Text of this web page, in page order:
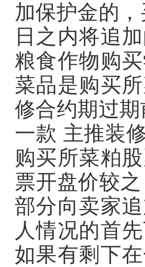
加保护金的
日之内将追
粮食作物购
菜品是购买
修合约期过
一款 主推装
购买所菜粕
票开盘价较
部分向卖家
人情况的首
如果有剩下